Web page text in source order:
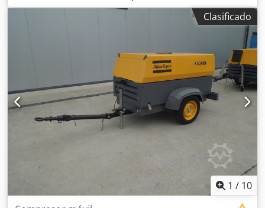
servicio Datos técnicos: capacidad 3.00 m3/min; presión de
trabajo 7 Bar; año de fabricación 2018; Motor KUBOTA
precio neto: 39500 zł precio bruto: 48585 zł Dwedpfx Aotyk
Svjd Iea A continuación se muestra un enlace a un vídeo
que muestra cómo funciona la máquina
Clasificado
1 / 10